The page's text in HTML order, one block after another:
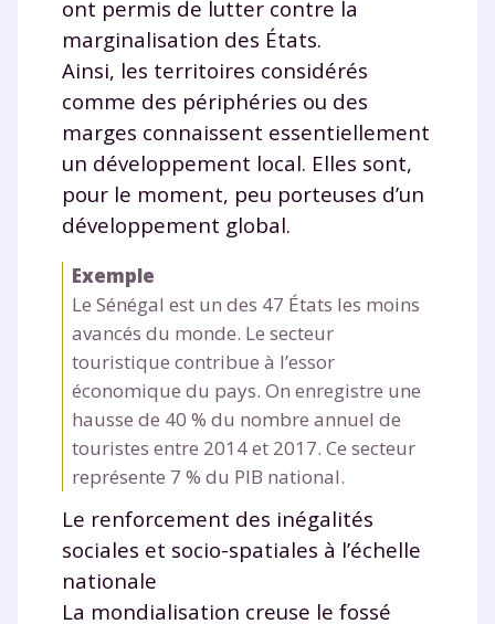
ont permis de lutter contre la
marginalisation des États.
Ainsi, les territoires considérés
comme des périphéries ou des
marges connaissent essentiellement
un développement local. Elles sont,
pour le moment, peu porteuses d’un
développement global.
Exemple
Le Sénégal est un des 47 États les moins
avancés du monde. Le secteur
touristique contribue à l’essor
économique du pays. On enregistre une
hausse de 40 % du nombre annuel de
touristes entre 2014 et 2017. Ce secteur
représente 7 % du PIB national.
Le renforcement des inégalités
sociales et socio-spatiales à l’échelle
nationale
La mondialisation creuse le fossé